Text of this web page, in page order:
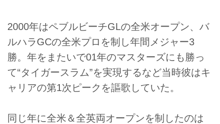
2000年はペブルビーチGLの全米オープン、バ
ルハラGCの全米プロを制し年間メジャー3
勝。年をまたいで01年のマスターズにも勝っ
て“タイガースラム”を実現するなど当時彼はキ
ャリアの第1次ピークを謳歌していた。
同じ年に全米＆全英両オープンを制したのは